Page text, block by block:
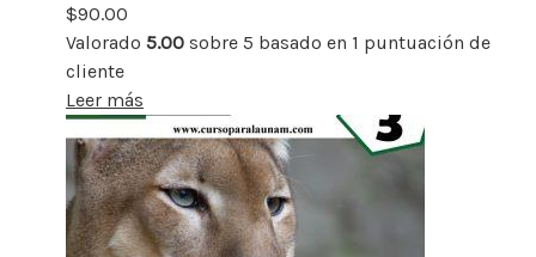
$90.00
Valorado 5.00 sobre 5 basado en 1 puntuación de
cliente
Leer más